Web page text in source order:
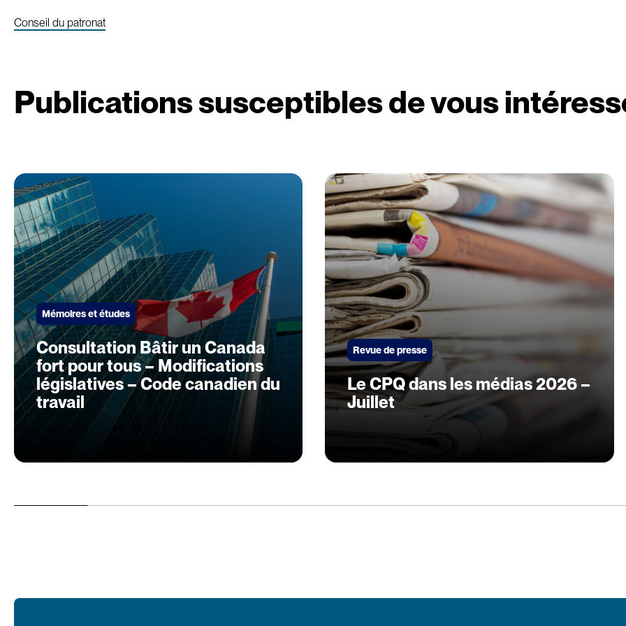
Conseil du patronat
Publications susceptibles de vous
Mémoires et études
Consultation Bâtir un Canada
fort pour tous – Modifications
législatives – Code canadien du
travail
Revue de presse
Le CPQ dans les médias 2026 –
Juillet